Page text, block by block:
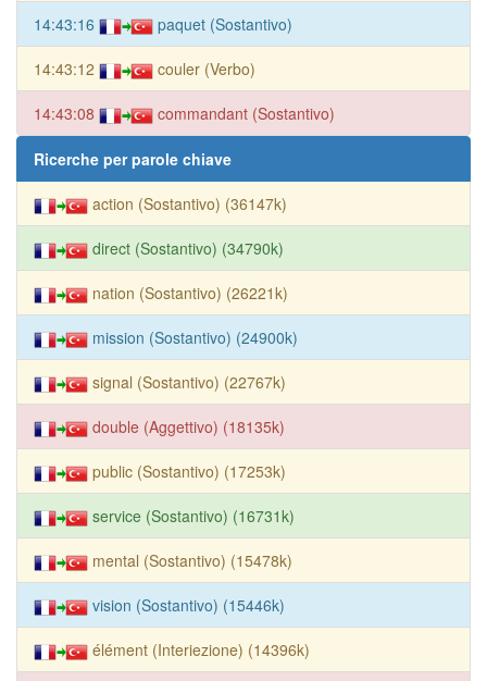
14:43:16 paquet (Sostantivo)
14:43:12 couler (Verbo)
14:43:08 commandant (Sostantivo)
Ricerche per parole chiave
action (Sostantivo) (36147k)
direct (Sostantivo) (34790k)
nation (Sostantivo) (26221k)
mission (Sostantivo) (24900k)
signal (Sostantivo) (22767k)
double (Aggettivo) (18135k)
public (Sostantivo) (17253k)
service (Sostantivo) (16731k)
mental (Sostantivo) (15478k)
vision (Sostantivo) (15446k)
élément (Interiezione) (14396k)